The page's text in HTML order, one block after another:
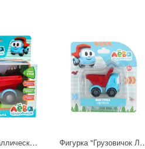
Машина металлическая свет-звук Грузовичок Лева, 11 см. Технопарк LEVA-11SL-BU-MS
Фигурка "Грузовичок Лева" 6 см.